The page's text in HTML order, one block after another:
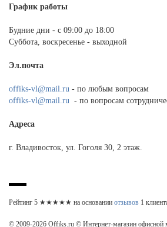
График работы
Будние дни - с 09:00 до 18:00
Суббота, воскресенье - выходной
Эл.почта
offiks-vl@mail.ru - по любым вопросам
offiks-vl@mail.ru - по вопросам
Адреса
г. Владивосток, ул. Гоголя 30, 2 этаж.
Рейтинг 5 ★★★★★ на основании отзывов 1
© 2009-2026 Offiks.ru © Интернет-магазин офисной